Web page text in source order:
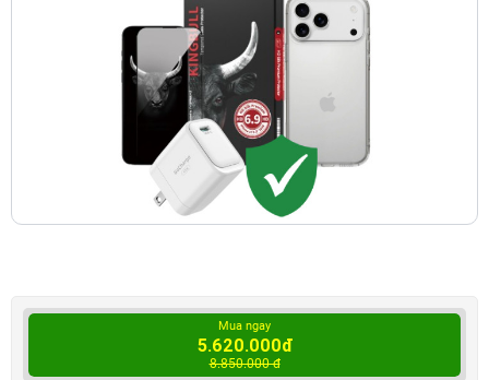
Mua ngay
5.620.000đ
8.850.000 đ